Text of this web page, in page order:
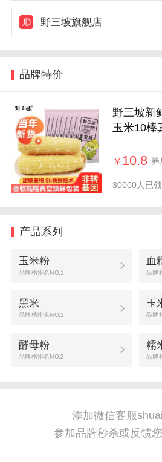
野三坡旗舰店
品牌特价
野三坡新
玉米10棒
￥ 10.8 券
30000人已
产品系列
玉米粉
品牌榜排名NO.1
血
品牌
黑米
品牌榜排名NO.2
玉
品牌
酵母粉
品牌榜排名NO.2
糯
品牌
添加微信客服
参加品牌秒杀或反馈